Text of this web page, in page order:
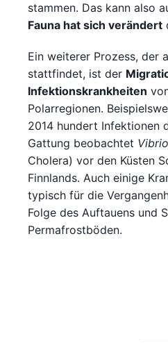
stammen. Das kann also
Fauna hat sich verändert
Ein weiterer Prozess, der
stattfindet, ist der
Infektionskrankheiten
Polarregionen.
2014 hundert Infektionen
Gattung beobachtet Vibrio
Cholera) vor den Küsten
Finnlands. Auch einige
typisch für die
Folge des Auftauens und
Permafrostböden.